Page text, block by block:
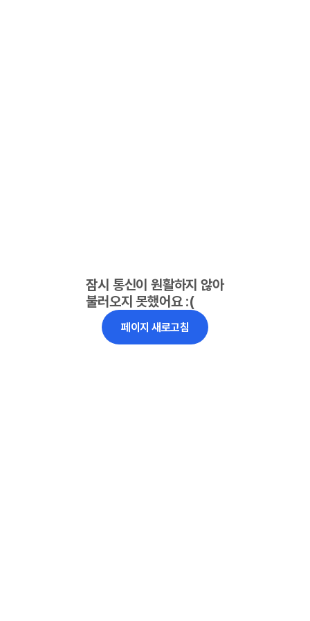
잠시 통신이 원활하지 않아
불러오지 못했어요 :(
페이지 새로고침